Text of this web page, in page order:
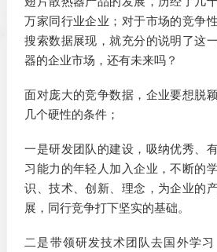
万家同行业企业；对于市场的竞争
搜索数据展现，就充分的说明了这
器的企业市场，还有未来吗？
面对庞大的竞争数据，企业要想脱
几个硬性的条件；
一是研发团队的建设，吸纳优秀、
习能力的年轻人加入企业，不断的
识、技术、创新、理念，为企业的
展，同行竞争打下坚实的基础。
二是带领研发技术团队去国外学